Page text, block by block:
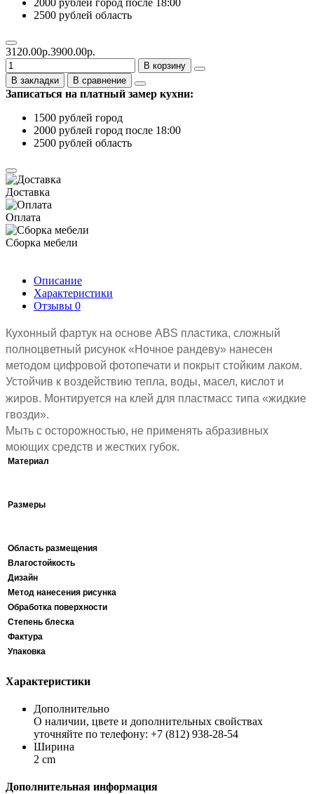
2500 рублей область
3120.00р.3900.00р.
В корзину
В закладки
В сравнение
Записаться на платный замер кухни:
1500 рублей город
2000 рублей город после 18:00
2500 рублей область
Доставка
Оплата
Сборка мебели
Описание
Характеристики
Отзывы 0
Кухонный фартук на основе ABS пластика, сложный
полноцветный рисунок «Ночное рандеву» нанесен
методом цифровой фотопечати и покрыт стойким лаком.
Устойчив к воздействию тепла, воды, масел, кислот и
жиров. Монтируется на клей для пластмасс типа «жидкие
гвозди».
Мыть с осторожностью, не применять абразивных
моющих средств и жестких губок.
Материал
Размеры
Область размещения
Влагостойкость
Дизайн
Метод нанесения рисунка
Обработка поверхности
Степень блеска
Фактура
Упаковка
Характеристики
Дополнительно
О наличии, цвете и дополнительных свойствах
уточняйте по телефону: +7 (812) 938-28-54
Ширина
2 cm
Дополнительная информация